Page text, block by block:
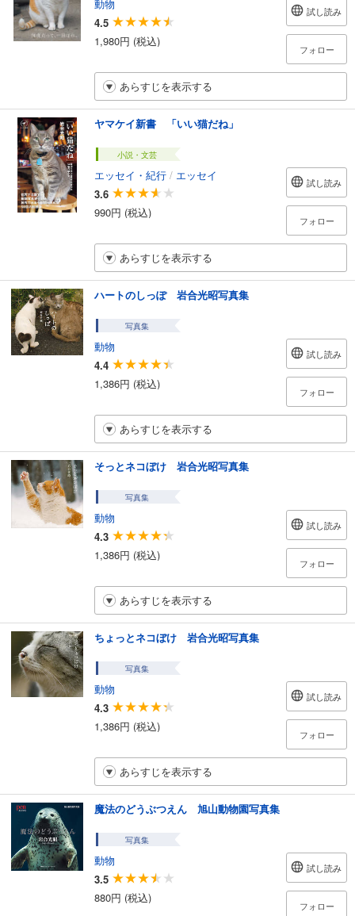
動物
4.5
1,980円 (税込)
試し読み
フォロー
あらすじを表示する
ヤマケイ新書 「いい猫だね」
小説・文芸
エッセイ・紀行 / エッセイ
3.6
990円 (税込)
試し読み
フォロー
あらすじを表示する
ハートのしっぽ 岩合光昭写真集
写真集
動物
4.4
1,386円 (税込)
試し読み
フォロー
あらすじを表示する
そっとネコぼけ 岩合光昭写真集
写真集
動物
4.3
1,386円 (税込)
試し読み
フォロー
あらすじを表示する
ちょっとネコぼけ 岩合光昭写真集
写真集
動物
4.3
1,386円 (税込)
試し読み
フォロー
あらすじを表示する
魔法のどうぶつえん 旭山動物園写真集
写真集
動物
3.5
880円 (税込)
試し読み
フォロー